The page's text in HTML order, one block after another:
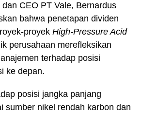
CEO PT Vale, Bernardus
bahwa penetapan dividen
proyek High-Pressure Acid
perusahaan merefleksikan
terhadap posisi
ke depan.
posisi jangka panjang
sumber nikel rendah karbon dan